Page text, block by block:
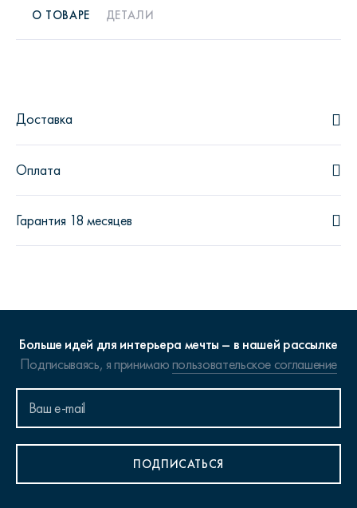
О ТОВАРЕ ДЕТАЛИ
Доставка
Оплата
Гарантия 18 месяцев
Больше идей для интерьера мечты – в нашей рассылке
Подписываясь, я принимаюпользовательское соглашение
ПОДПИСАТЬСЯ